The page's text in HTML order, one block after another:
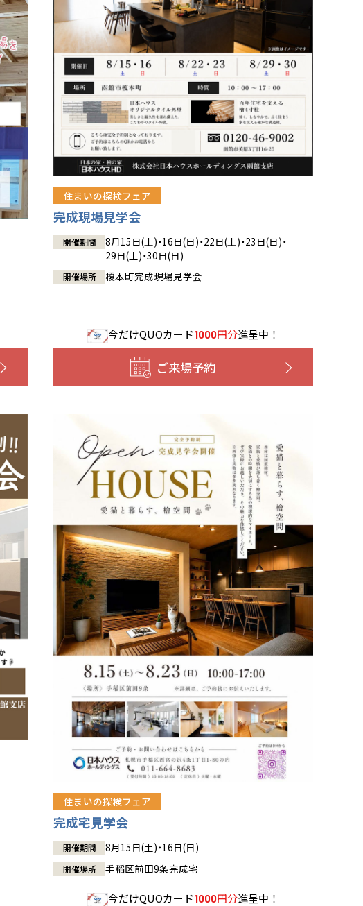
住まいの探検フェア
完成現場見学会
開催期間
8月15日(土)・16日(日)・22日(土)・23日(日)・
29日(土)・30日(日)
開催場所 榎本町完成現場見学会
今だけQUOカード1000円分進呈中！
ご来場予約
住まいの探検フェア
完成宅見学会
開催期間 8月15日(土)・16日(日)
開催場所 手稲区前田9条完成宅
今だけQUOカード1000円分進呈中！
い。